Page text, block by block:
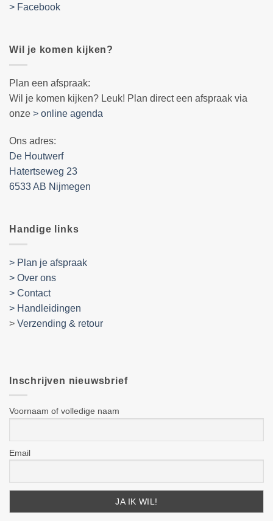
> Facebook
Wil je komen kijken?
Plan een afspraak:
Wil je komen kijken? Leuk! Plan direct een afspraak via
onze > online agenda
Ons adres:
De Houtwerf
Hatertseweg 23
6533 AB Nijmegen
Handige links
> Plan je afspraak
> Over ons
> Contact
> Handleidingen
> Verzending & retour
Inschrijven nieuwsbrief
Voornaam of volledige naam
Email